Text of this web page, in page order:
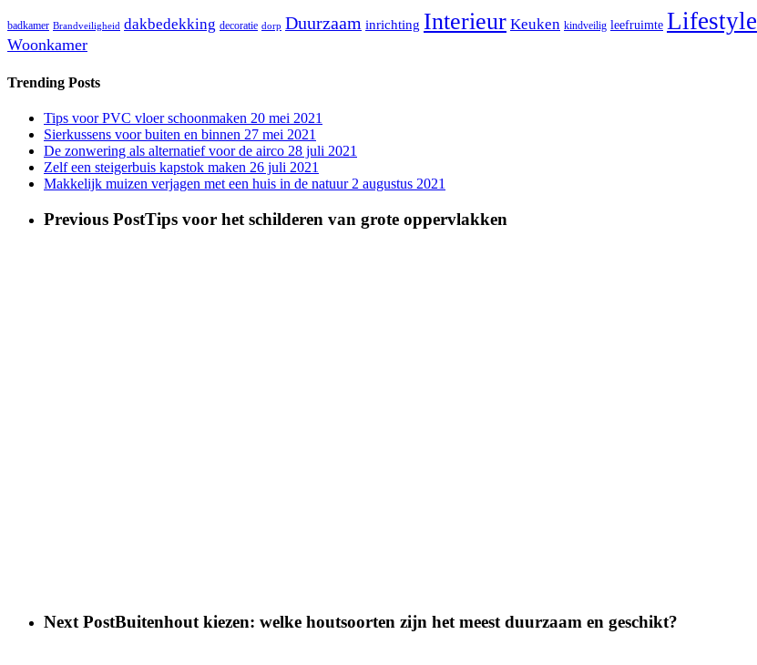
badkamer Brandveiligheid dakbedekking decoratie dorp Duurzaam inrichting Interieur Keuken kindveilig leefruimte Lifestyle
Woonkamer
Trending Posts
Tips voor PVC vloer schoonmaken 20 mei 2021
Sierkussens voor buiten en binnen 27 mei 2021
De zonwering als alternatief voor de airco 28 juli 2021
Zelf een steigerbuis kapstok maken 26 juli 2021
Makkelijk muizen verjagen met een huis in de natuur 2 augustus 2021
Previous PostTips voor het schilderen van grote oppervlakken
Next PostBuitenhout kiezen: welke houtsoorten zijn het meest duurzaam en geschikt?